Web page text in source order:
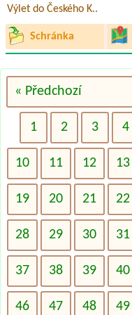
Výlet do Českého K..
Schránka
« Předchozí
1 2 3 4
10 11 12 13
19 20 21 22
28 29 30 31
37 38 39 40
46 47 48 49